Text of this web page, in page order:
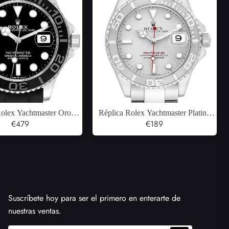
Yachtmaster Oro
Pulsera Reloj para
€479
Réplica Rolex Yachtmaster Platino
Dial Bisel Reloj Automático para
€189
Suscríbete hoy para ser el primero en enterarte de
nuestras ventas.